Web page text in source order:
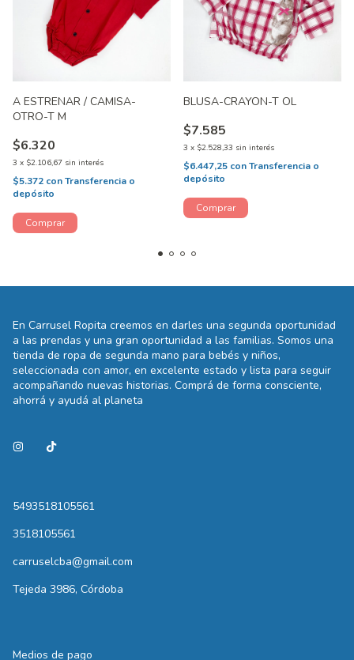
A ESTRENAR / CAMISA-
OTRO-T M
$6.320
3 x $2.106,67 sin interés
$5.372 conTransferencia o
depósito
BLUSA-CRAYON-T OL
$7.585
3 x $2.528,33 sin interés
$6.447,25 conTransferencia o
depósito
En Carrusel Ropita creemos en darles una segunda oportunidad
a las prendas y una gran oportunidad a las familias. Somos una
tienda de ropa de segunda mano para bebés y niños,
seleccionada con amor, en excelente estado y lista para seguir
acompañando nuevas historias. Comprá de forma consciente,
ahorrá y ayudá al planeta
5493518105561
3518105561
carruselcba@gmail.com
Tejeda 3986, Córdoba
Medios de pago